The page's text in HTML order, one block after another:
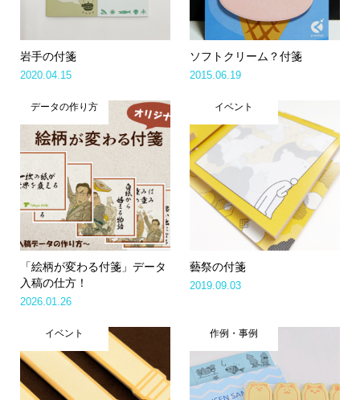
岩手の付箋
2020.04.15
ソフトクリーム？付箋
2015.06.19
データの作り方
「絵柄が変わる付箋」データ
入稿の仕方！
2026.01.26
イベント
藝祭の付箋
2019.09.03
イベント 作例・事例